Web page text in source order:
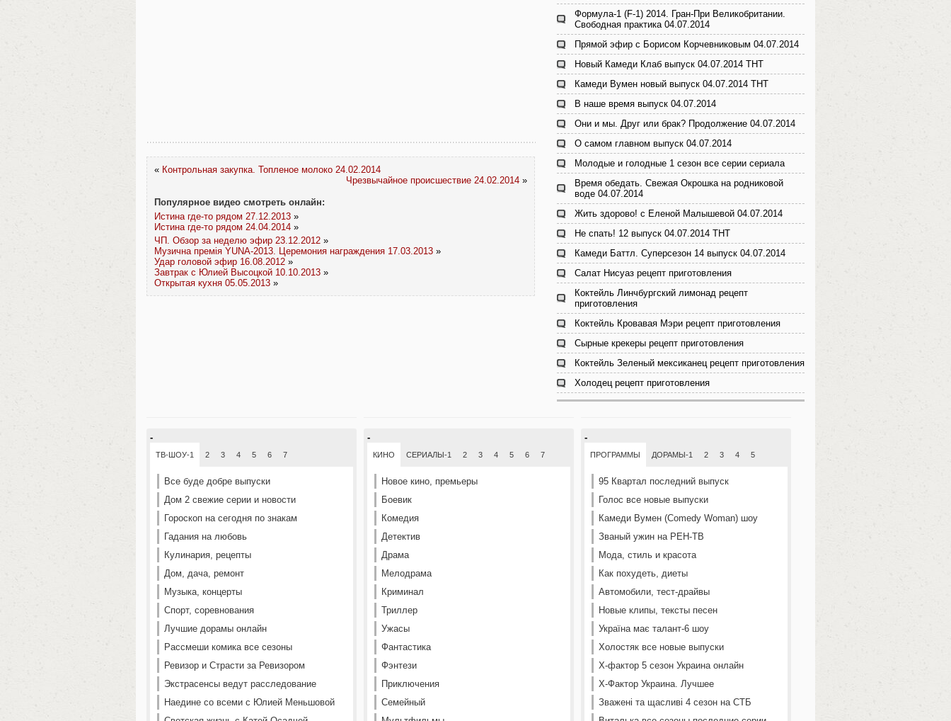
« Контрольная закупка. Топленое молоко 24.02.2014
Чрезвычайное происшествие 24.02.2014 »
Популярное видео смотреть онлайн:
Истина где-то рядом 27.12.2013 »
Истина где-то рядом 24.04.2014 »
ЧП. Обзор за неделю эфир 23.12.2012 »
Музична премія YUNA-2013. Церемония награждения 17.03.2013 »
Удар головой эфир 16.08.2012 »
Завтрак с Юлией Высоцкой 10.10.2013 »
Открытая кухня 05.05.2013 »
Формула-1 (F-1) 2014. Гран-При Великобритании.
Свободная практика 04.07.2014
Прямой эфир с Борисом Корчевниковым 04.07.2014
Новый Камеди Клаб выпуск 04.07.2014 ТНТ
Камеди Вумен новый выпуск 04.07.2014 ТНТ
В наше время выпуск 04.07.2014
Они и мы. Друг или брак? Продолжение 04.07.2014
О самом главном выпуск 04.07.2014
Молодые и голодные 1 сезон все серии сериала
Время обедать. Свежая Окрошка на родниковой
воде 04.07.2014
Жить здорово! с Еленой Малышевой 04.07.2014
Не спать! 12 выпуск 04.07.2014 ТНТ
Камеди Баттл. Суперсезон 14 выпуск 04.07.2014
Салат Нисуаз рецепт приготовления
Коктейль Линчбургский лимонад рецепт
приготовления
Коктейль Кровавая Мэри рецепт приготовления
Сырные крекеры рецепт приготовления
Коктейль Зеленый мексиканец рецепт приготовления
Холодец рецепт приготовления
-
ТВ-ШОУ-1 2 3 4 5 6 7
Все буде добре выпуски
Дом 2 свежие серии и новости
Гороскоп на сегодня по знакам
Гадания на любовь
Кулинария, рецепты
Дом, дача, ремонт
Музыка, концерты
Спорт, соревнования
Лучшие дорамы онлайн
Рассмеши комика все сезоны
Ревизор и Страсти за Ревизором
Экстрасенсы ведут расследование
Наедине со всеми с Юлией Меньшовой
-
КИНО СЕРИАЛЫ-1 2 3 4 5 6 7
Новое кино, премьеры
Боевик
Комедия
Детектив
Драма
Мелодрама
Криминал
Триллер
Ужасы
Фантастика
Фэнтези
Приключения
Семейный
-
ПРОГРАММЫ ДОРАМЫ-1 2 3 4 5
95 Квартал последний выпуск
Голос все новые выпуски
Камеди Вумен (Comedy Woman) шоу
Званый ужин на РЕН-ТВ
Мода, стиль и красота
Как похудеть, диеты
Автомобили, тест-драйвы
Новые клипы, тексты песен
Україна має талант-6 шоу
Холостяк все новые выпуски
Х-фактор 5 сезон Украина онлайн
Х-Фактор Украина. Лучшее
Зважені та щасливі 4 сезон на СТБ